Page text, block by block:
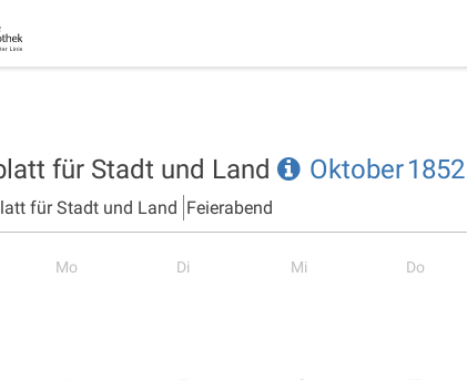
für Stadt und Land Oktober1852
für Stadt und Land Feierabend
Mo Di Mi Do